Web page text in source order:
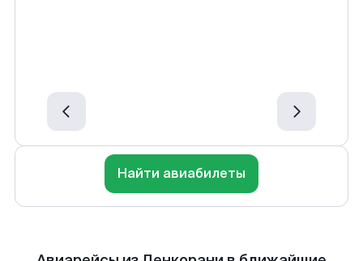
Найти авиабилеты